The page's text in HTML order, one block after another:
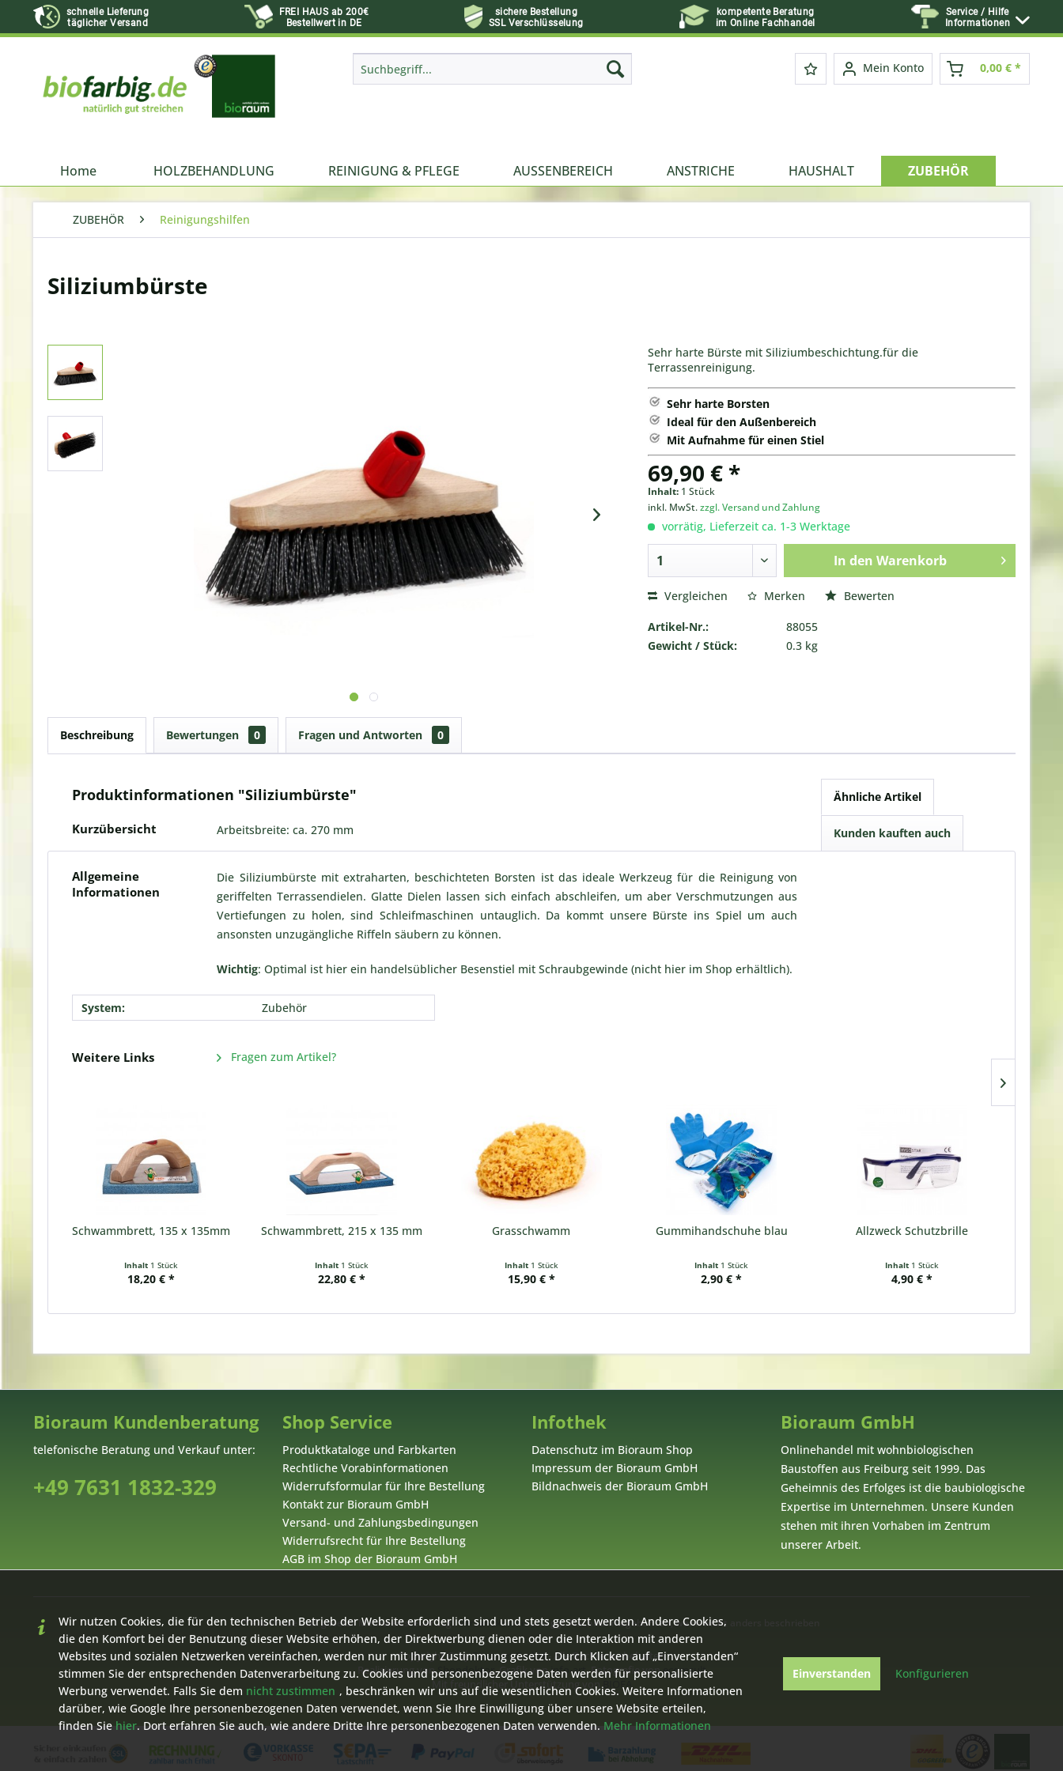
schnelle Lieferung
täglicher Versand
FREI HAUS ab 200€
Bestellwert in DE
sichere Bestellung
SSL Verschlüsselung
kompetente Beratung
im Online Fachhandel
Service / Hilfe
Informationen
Mein Konto 0,00 € *
Home HOLZBEHANDLUNG REINIGUNG & PFLEGE AUSSENBEREICH ANSTRICHE HAUSHALT ZUBEHÖR
ZUBEHÖR Reinigungshilfen
Siliziumbürste
Sehr harte Bürste mit Siliziumbeschichtung.für die
Terrassenreinigung.
Sehr harte Borsten
Ideal für den Außenbereich
Mit Aufnahme für einen Stiel
69,90 € *
Inhalt: 1 Stück
inkl. MwSt.zzgl. Versand und Zahlung
vorrätig, Lieferzeit ca. 1-3 Werktage
In den Warenkorb
Vergleichen Merken Bewerten
Artikel-Nr.:
88055
Gewicht / Stück:
0.3 kg
Beschreibung Bewertungen 0 Fragen und Antworten 0
Produktinformationen "Siliziumbürste"
Kurzübersicht Arbeitsbreite: ca. 270 mm
Allgemeine
Informationen
Die Siliziumbürste mit extraharten, beschichteten Borsten ist das ideale Werkzeug für die Reinigung von
geriffelten Terrassendielen. Glatte Dielen lassen sich einfach abschleifen, um aber Verschmutzungen aus
Vertiefungen zu holen, sind Schleifmaschinen untauglich. Da kommt unsere Bürste ins Spiel um auch
ansonsten unzugängliche Riffeln säubern zu können.
Wichtig: Optimal ist hier ein handelsüblicher Besenstiel mit Schraubgewinde (nicht hier im Shop erhältlich).
System: Zubehör
Weitere Links Fragen zum Artikel?
Ähnliche Artikel
Kunden kauften auch
Schwammbrett, 135 x 135mm
Inhalt 1 Stück
18,20 € *
Schwammbrett, 215 x 135 mm
Inhalt 1 Stück
22,80 € *
Grasschwamm
Inhalt 1 Stück
15,90 € *
Gummihandschuhe blau
Inhalt 1 Stück
2,90 € *
Allzweck Schutzbrille
Inhalt 1 Stück
4,90 € *
Bioraum Kundenberatung
telefonische Beratung und Verkauf unter:
+49 7631 1832-329
Shop Service
Produktkataloge und Farbkarten
Rechtliche Vorabinformationen
Widerrufsformular für Ihre Bestellung
Kontakt zur Bioraum GmbH
Versand- und Zahlungsbedingungen
Widerrufsrecht für Ihre Bestellung
AGB im Shop der Bioraum GmbH
Infothek
Datenschutz im Bioraum Shop
Impressum der Bioraum GmbH
Bildnachweis der Bioraum GmbH
Bioraum GmbH
Onlinehandel mit wohnbiologischen
Baustoffen aus Freiburg seit 1999. Das
Geheimnis des Erfolges ist die baubiologische
Expertise im Unternehmen. Unsere Kunden
stehen mit ihren Vorhaben im Zentrum
unserer Arbeit.
* Alle Preise inkl. gesetzl. Mehrwertsteuer zzgl.Versandkostenund ggf. Nachnahmegebühren, wenn nicht anders beschrieben
Copyright © byBioraum GmbH- Alle Rechte vorbehalten
Realisierung vonShopdoktor, Grafik voninfo-art, Fotografie vonecomsult
Mit freundlicher Unterstützung vonBIOFA
Wir nutzen Cookies, die für den technischen Betrieb der Website erforderlich sind und stets gesetzt werden. Andere Cookies,
die den Komfort bei der Benutzung dieser Website erhöhen, der Direktwerbung dienen oder die Interaktion mit anderen
Websites und sozialen Netzwerken vereinfachen, werden nur mit Ihrer Zustimmung gesetzt. Durch Klicken auf „Einverstanden“
stimmen Sie der entsprechenden Datenverarbeitung zu. Cookies und personenbezogene Daten werden für personalisierte
Werbung verwendet. Falls Sie dem nicht zustimmen , beschränken wir uns auf die wesentlichen Cookies. Weitere Informationen
darüber, wie Google Ihre personenbezogenen Daten verwendet, wenn Sie Ihre Einwilligung über unsere Website erteilen,
finden Sie hier. Dort erfahren Sie auch, wie andere Dritte Ihre personenbezogenen Daten verwenden. Mehr Informationen
Einverstanden Konfigurieren